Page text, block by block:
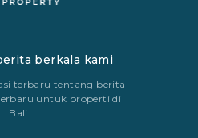
berkala kami
terbaru tentang berita
untuk properti di
Bali